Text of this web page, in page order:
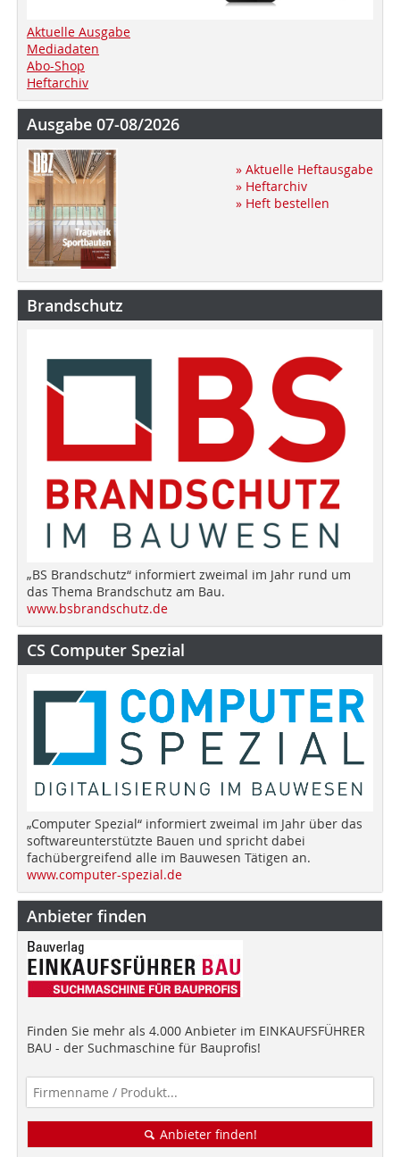
Aktuelle Ausgabe
Mediadaten
Abo-Shop
Heftarchiv
Ausgabe 07-08/2026
» Aktuelle Heftausgabe
» Heftarchiv
» Heft bestellen
Brandschutz
„BS Brandschutz“ informiert zweimal im Jahr rund um
das Thema Brandschutz am Bau.
www.bsbrandschutz.de
CS Computer Spezial
„Computer Spezial“ informiert zweimal im Jahr über das
softwareunterstützte Bauen und spricht dabei
fachübergreifend alle im Bauwesen Tätigen an.
www.computer-spezial.de
Anbieter finden
Finden Sie mehr als 4.000 Anbieter im EINKAUFSFÜHRER
BAU - der Suchmaschine für Bauprofis!
Anbieter finden!